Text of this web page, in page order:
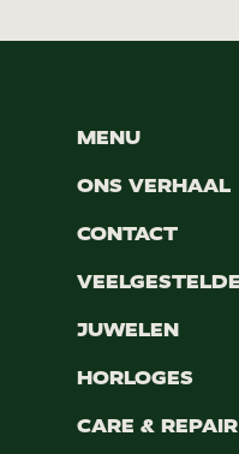
MENU
ONS VERHAAL
CONTACT
JUWELEN
HORLOGES
CARE & REPAIR